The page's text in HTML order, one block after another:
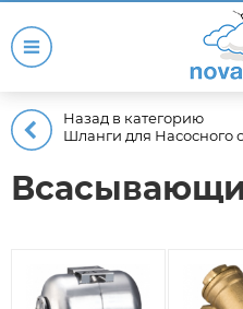
Назад в категорию
Шланги для Насосного